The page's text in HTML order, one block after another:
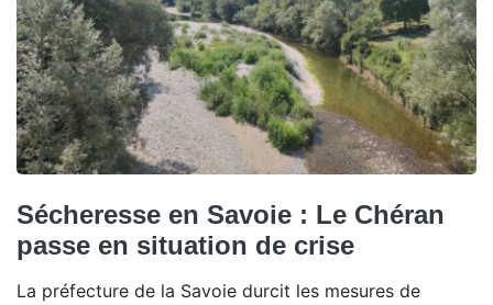
Sécheresse en Savoie : Le Chéran
passe en situation de crise
La préfecture de la Savoie durcit les mesures de